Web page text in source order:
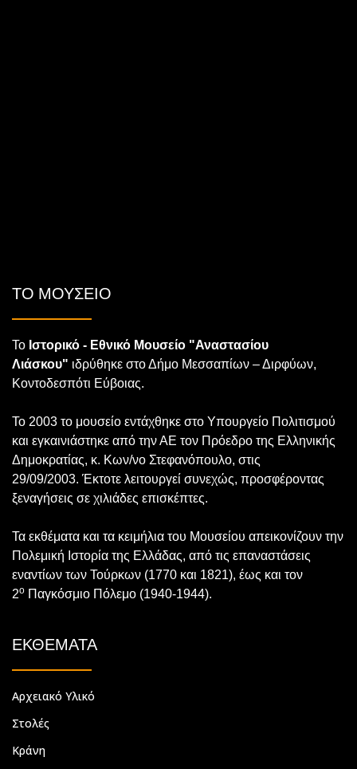
ΤΟ ΜΟΥΣΕΙΟ
Το Ιστορικό - Εθνικό Μουσείο "Αναστασίου
Λιάσκου" ιδρύθηκε στο Δήμο Μεσσαπίων – Διρφύων,
Κοντοδεσπότι Εύβοιας.
Το 2003 το μουσείο εντάχθηκε στο Υπουργείο Πολιτισμού
και εγκαινιάστηκε από την ΑΕ τον Πρόεδρο της Ελληνικής
Δημοκρατίας, κ. Κων/νο Στεφανόπουλο, στις
29/09/2003. Έκτοτε λειτουργεί συνεχώς, προσφέροντας
ξεναγήσεις σε χιλιάδες επισκέπτες.
Τα εκθέματα και τα κειμήλια του Μουσείου απεικονίζουν την
Πολεμική Ιστορία της Ελλάδας, από τις επαναστάσεις
εναντίων των Τούρκων (1770 και 1821), έως και τον
2ο Παγκόσμιο Πόλεμο (1940-1944).
ΕΚΘΕΜΑΤΑ
Αρχειακό Υλικό
Στολές
Κράνη